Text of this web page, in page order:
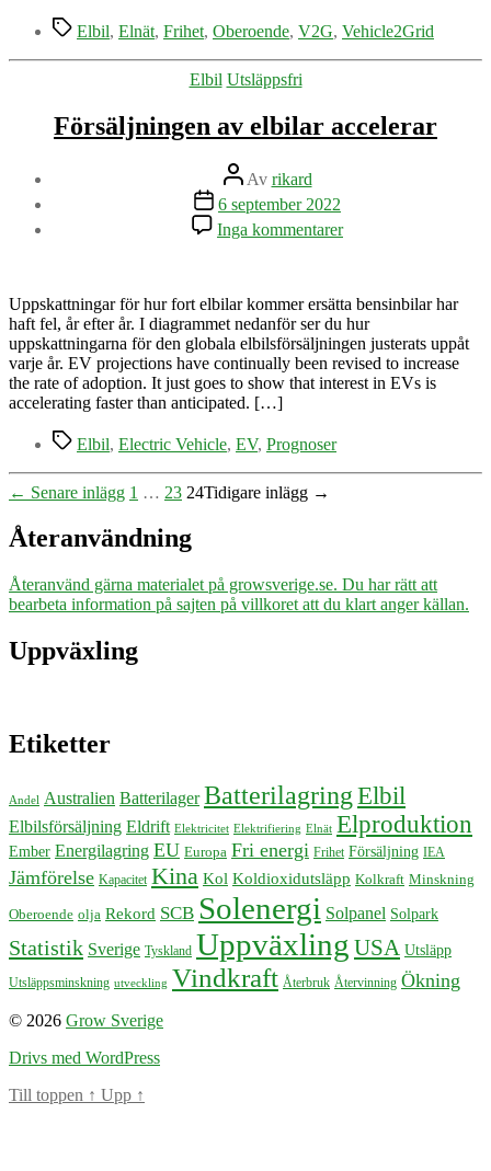
Etiketter
Elbil, Elnät, Frihet, Oberoende, V2G, Vehicle2Grid
Kategorier
Elbil Utsläppsfri
Försäljningen av elbilar accelerar
Inläggsförfattare
Av rikard
Inläggsdatum
6 september 2022
Inga kommentarertill
Försäljningen
accelerar
Uppskattningar för hur fort elbilar kommer ersätta bensinbilar har
haft fel, år efter år. I diagrammet nedanför ser du hur
uppskattningarna för den globala elbilsförsäljningen justerats uppåt
varje år. EV projections have continually been revised to increase
the rate of adoption. It just goes to show that interest in EVs is
accelerating faster than anticipated. […]
Etiketter
Elbil, Electric Vehicle, EV, Prognoser
Sidnumrering
för
inlägg
← Senare inlägg 1 … 23 24Tidigare inlägg →
Återanvändning
Återanvänd gärna materialet på growsverige.se. Du har rätt att
bearbeta information på sajten på villkoret att du klart anger källan.
Uppväxling
Etiketter
Andel Australien Batterilager BatterilagringElbil
Elbilsförsäljning Eldrift Elektricitet Elektrifiering Elnät Elproduktion
Ember Energilagring EU Europa Fri energi Frihet Försäljning IEA
Jämförelse Kapacitet Kina Kol Koldioxidutsläpp Kolkraft Minskning
Oberoende olja Rekord SCB Solenergi Solpanel Solpark
Statistik Sverige Tyskland Uppväxling USA Utsläpp
Utsläppsminskning utveckling Vindkraft Återbruk Återvinning Ökning
© 2026 Grow Sverige
Drivs med WordPress
Till toppen ↑ Upp ↑